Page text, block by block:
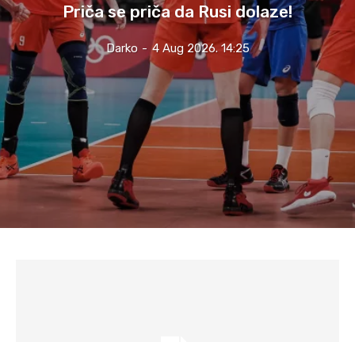
Priča se priča da Rusi dolaze!
Darko - 4 Aug 2026. 14:25